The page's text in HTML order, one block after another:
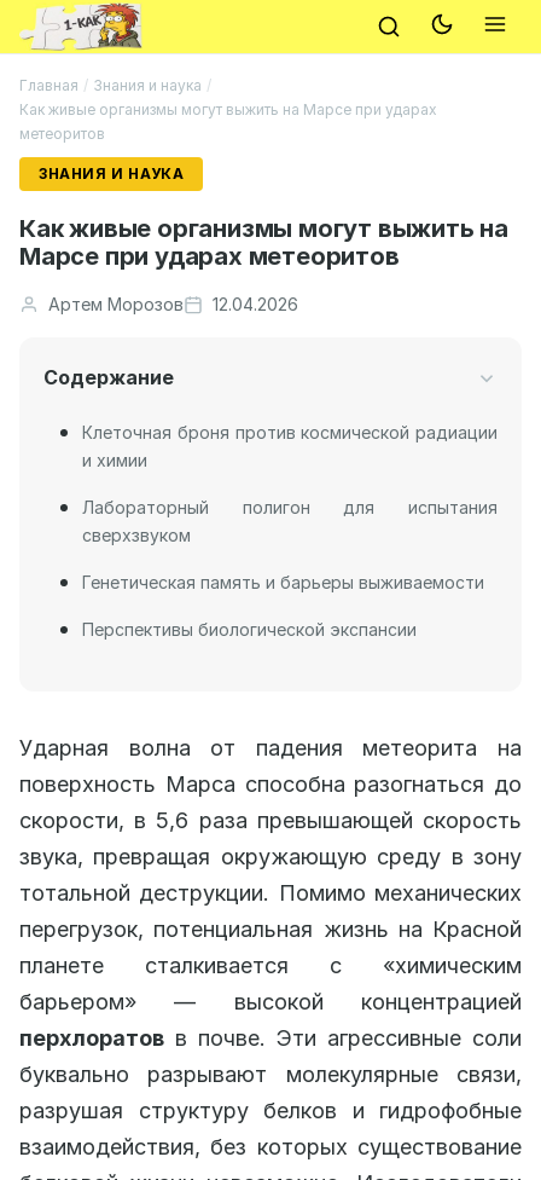
Главная / Знания и наука /
Как живые организмы могут выжить на Марсе при ударах
метеоритов
ЗНАНИЯ И НАУКА
Как живые организмы могут выжить на
Марсе при ударах метеоритов
Артем Морозов 12.04.2026
Содержание
Клеточная броня против космической радиации
и химии
Лабораторный полигон для испытания
сверхзвуком
Генетическая память и барьеры выживаемости
Перспективы биологической экспансии
Ударная волна от падения метеорита на
поверхность Марса способна разогнаться до
скорости, в 5,6 раза превышающей скорость
звука, превращая окружающую среду в зону
тотальной деструкции. Помимо механических
перегрузок, потенциальная жизнь на Красной
планете сталкивается с «химическим
барьером» — высокой концентрацией
перхлоратов в почве. Эти агрессивные соли
буквально разрывают молекулярные связи,
разрушая структуру белков и гидрофобные
взаимодействия, без которых существование